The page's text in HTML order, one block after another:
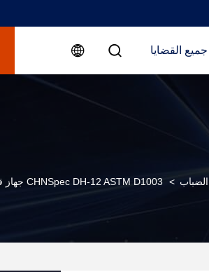
جميع القضايا
> CHNSpec DH-12 ASTM D1003 جهاز قياس الضباب للفيلم البلاستيكي